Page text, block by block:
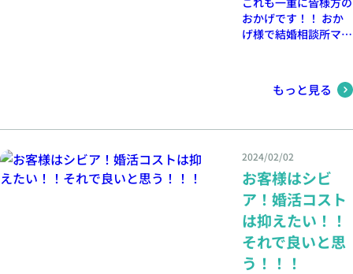
おかげです！！ おか
げ様で結婚相談所マダ
した。深く御礼を申し
上げます。 今後も精
すい結婚相談所を目指
もっと見る
2024/02/02
お客様はシビ
ア！婚活コスト
は抑えたい！！
それで良いと思
う！！！